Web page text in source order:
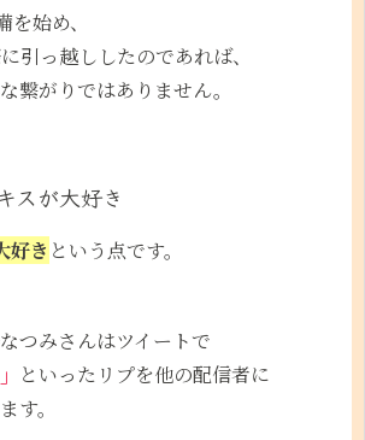
始め、
引っ越ししたのであれば、
繋がりではありません。
スが大好き
好き という点です。
つみさんはツイートで
といったリプを他の配信者に
す。